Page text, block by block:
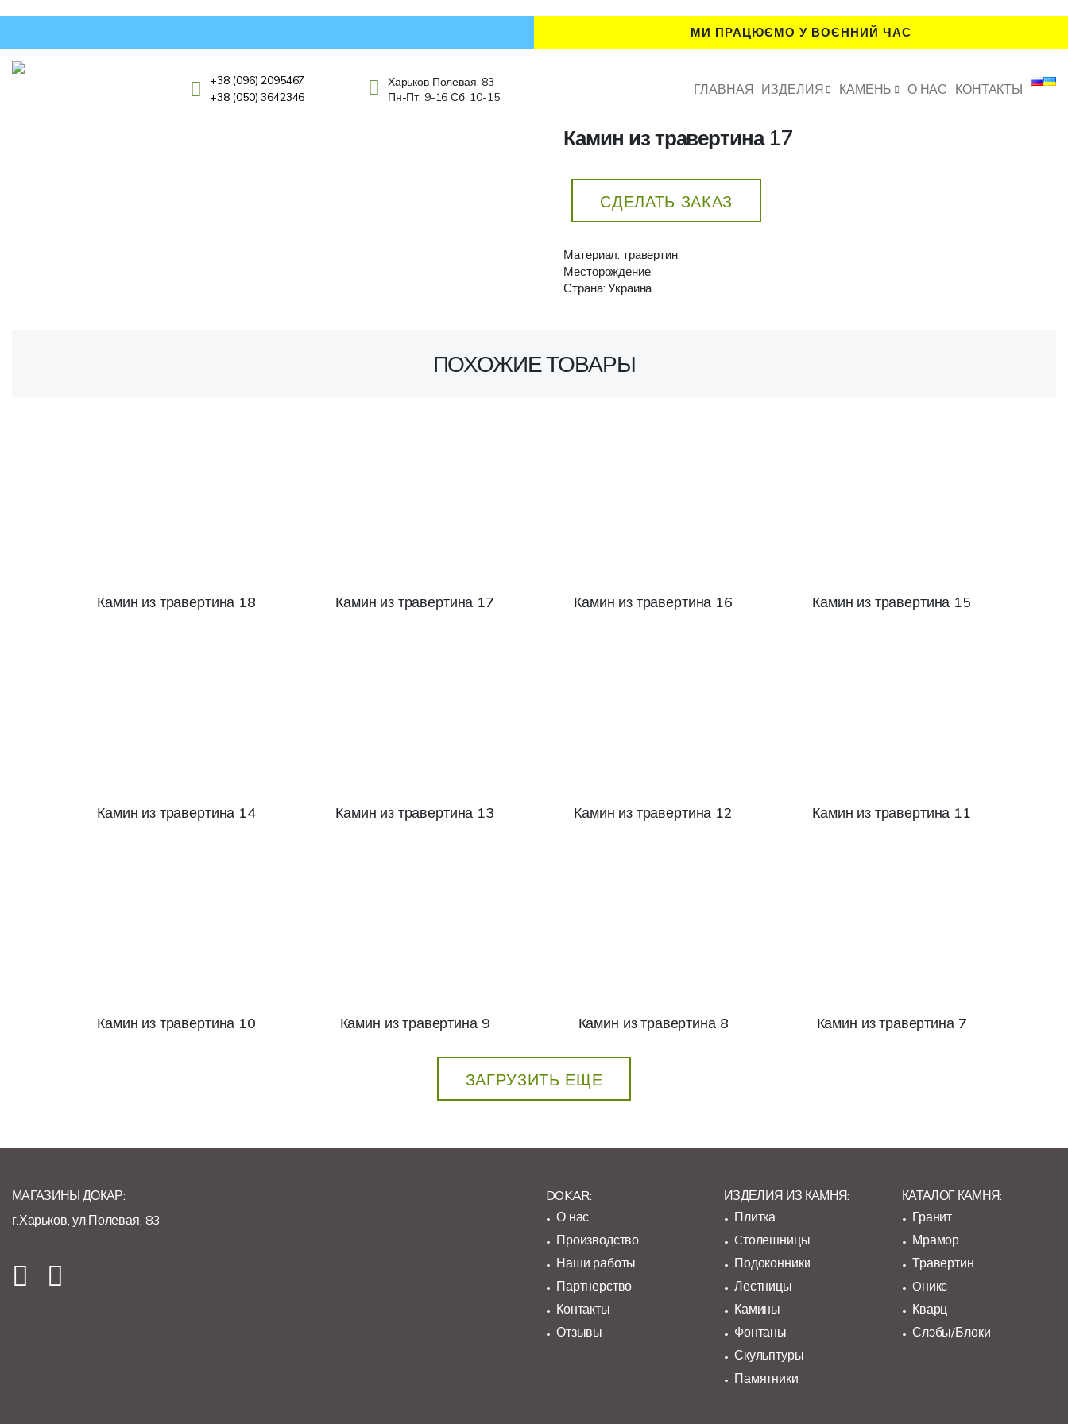
МИ ПРАЦЮЄМО У ВОЄННИЙ ЧАС
+38 (096) 2095467
+38 (050) 3642346
Харьков Полевая, 83
Пн-Пт. 9-16 Сб. 10-15
ГЛАВНАЯ ИЗДЕЛИЯ КАМЕНЬ О НАС КОНТАКТЫ
Камин из травертина 17
СДЕЛАТЬ ЗАКАЗ
Материал: травертин.
Месторождение:
Страна: Украина
ПОХОЖИЕ ТОВАРЫ
Камин из травертина 18 Камин из травертина 17 Камин из травертина 16 Камин из травертина 15
Камин из травертина 14 Камин из травертина 13 Камин из травертина 12 Камин из травертина 11
Камин из травертина 10 Камин из травертина 9 Камин из травертина 8 Камин из травертина 7
ЗАГРУЗИТЬ ЕЩЕ
МАГАЗИНЫ ДОКАР:
г.Харьков, ул.Полевая, 83
DOKAR:
О нас
Производство
Наши работы
Партнерство
Контакты
Отзывы
ИЗДЕЛИЯ ИЗ КАМНЯ:
Плитка
Cтолешницы
Подоконники
Лестницы
Камины
Фонтаны
Скульптуры
Памятники
КАТАЛОГ КАМНЯ:
Гранит
Мрамор
Травертин
Oникс
Кварц
Слэбы/Блоки